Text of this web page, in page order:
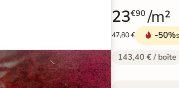
23€90 /m²
47,80 € -50%
143,40 € / boîte